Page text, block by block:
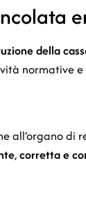
della
normative
all’organo di
,corretta e